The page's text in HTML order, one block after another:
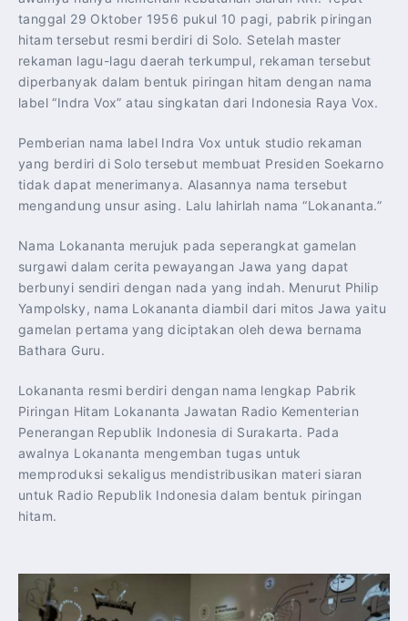
tanggal 29 Oktober 1956 pukul 10 pagi, pabrik piringan
hitam tersebut resmi berdiri di Solo. Setelah master
rekaman lagu-lagu daerah terkumpul, rekaman tersebut
diperbanyak dalam bentuk piringan hitam dengan nama
label “Indra Vox” atau singkatan dari Indonesia Raya Vox.
Pemberian nama label Indra Vox untuk studio rekaman
yang berdiri di Solo tersebut membuat Presiden Soekarno
tidak dapat menerimanya. Alasannya nama tersebut
mengandung unsur asing. Lalu lahirlah nama “Lokananta.”
Nama Lokananta merujuk pada seperangkat gamelan
surgawi dalam cerita pewayangan Jawa yang dapat
berbunyi sendiri dengan nada yang indah. Menurut Philip
Yampolsky, nama Lokananta diambil dari mitos Jawa yaitu
gamelan pertama yang diciptakan oleh dewa bernama
Bathara Guru.
Lokananta resmi berdiri dengan nama lengkap Pabrik
Piringan Hitam Lokananta Jawatan Radio Kementerian
Penerangan Republik Indonesia di Surakarta. Pada
awalnya Lokananta mengemban tugas untuk
memproduksi sekaligus mendistribusikan materi siaran
untuk Radio Republik Indonesia dalam bentuk piringan
hitam.